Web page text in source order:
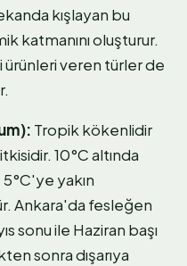
kışlayan bu
katmanını oluşturur.
veren türler de
Tropik kökenlidir
10°C altında
yakın
Ankara'da fesleğen
sonu ile Haziran başı
sonra dışarıya